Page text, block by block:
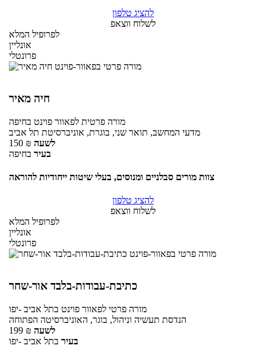
להציג טלפון
לשלוח ווצאפ
לפרופיל המלא
אונליין
פרונטלי
חיה מאיר
מורה פרטית לפאוור פוינט בחיפה
מדעי המחשב, תואר שני, בוגרת, אוניברסיטת תל אביב
150 ₪ לשעה
בעיר בחיפה
צוות מורים סבלניים ומנוסים, בעלי שיטות ייחודיות להוראה
להציג טלפון
לשלוח ווצאפ
לפרופיל המלא
אונליין
פרונטלי
כתיבת-עבודות-בלבד אור-שחר
מורה פרטי לפאוור פוינט בתל אביב -יפו
הנדסת תעשיה וניהול, בוגר, האוניברסיטה הפתוחה
199 ₪ לשעה
בעיר בתל אביב -יפו